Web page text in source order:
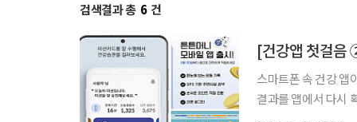
검색결과 총 6 건
[건강앱 첫걸음
스마트폰 속 건강 앱
결과를 앱에서 다시